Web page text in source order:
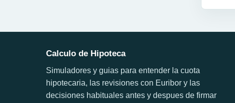
Calculo de Hipoteca
Simuladores y guias para entender la cuota
hipotecaria, las revisiones con Euribor y las
decisiones habituales antes y despues de firmar